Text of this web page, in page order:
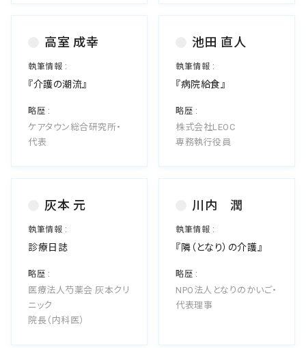
高室 成幸
『介護の潮流』
ケアタウン総合研究所・
代表
池田 直人
『病院給食』
株式会社LEOC
専務執行役員
灰本 元
診療日誌
医療法人芍薬会 灰本クリ
ニック
院長（内科医）
川内 潤
『隣（となり）の介護』
NPO法人となりのかいご・
代表理事